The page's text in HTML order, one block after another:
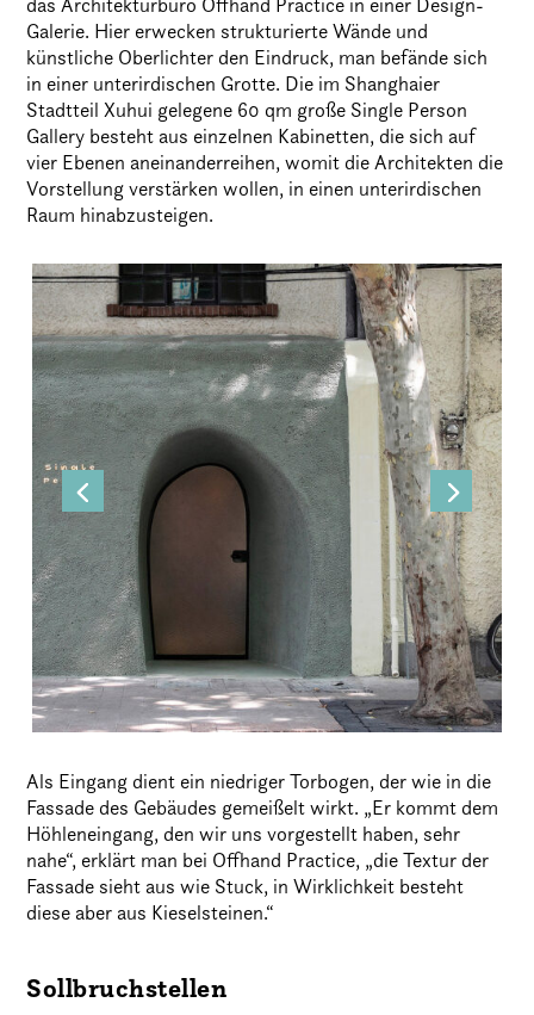
das Architekturbüro Offhand Practice in einer Design-
Galerie. Hier erwecken strukturierte Wände und
künstliche Oberlichter den Eindruck, man befände sich
in einer unterirdischen Grotte. Die im Shanghaier
Stadtteil Xuhui gelegene 60 qm große Single Person
Gallery besteht aus einzelnen Kabinetten, die sich auf
vier Ebenen aneinanderreihen, womit die Architekten die
Vorstellung verstärken wollen, in einen unterirdischen
Raum hinabzusteigen.
Als Eingang dient ein niedriger Torbogen, der wie in die
Fassade des Gebäudes gemeißelt wirkt. „Er kommt dem
Höhleneingang, den wir uns vorgestellt haben, sehr
nahe“, erklärt man bei Offhand Practice, „die Textur der
Fassade sieht aus wie Stuck, in Wirklichkeit besteht
diese aber aus Kieselsteinen.“
Sollbruchstellen